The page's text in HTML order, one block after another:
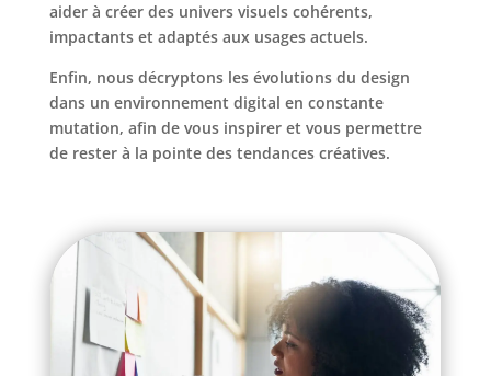
aider à créer des univers visuels cohérents,
impactants et adaptés aux usages actuels.
Enfin, nous décryptons les évolutions du design
dans un environnement digital en constante
mutation, afin de vous inspirer et vous permettre
de rester à la pointe des tendances créatives.